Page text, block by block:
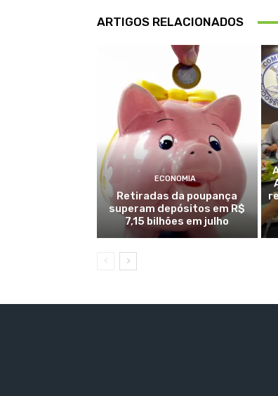
ARTIGOS RELACIONADOS
ECONOMIA
Retiradas da poupança
superam depósitos em R$
7,15 bilhões em julho